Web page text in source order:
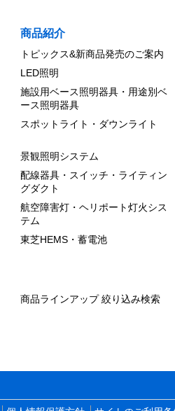
商品紹介
トピックス&新商品発売のご案内
LED照明
施設用ベース照明器具・用途別ベ
ース照明器具
スポットライト・ダウンライト
景観照明システム
配線器具・スイッチ・ライティン
グダクト
航空障害灯・ヘリポート灯火シス
テム
東芝HEMS・蓄電池
商品ラインアップ 絞り込み検索